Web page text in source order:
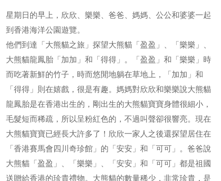
星期日的早上，欣欣、樂樂、爸爸、媽媽、公公和婆婆一起
到香港海洋公園遊覽。
他們到達「大熊貓之旅」探望大熊貓「盈盈」、「樂樂」、
大熊貓龍鳳胎「加加」和「得得」。「盈盈」和「樂樂」時
而吃著新鮮的竹子，時而悠閒地躺在草地上，「加加」和
「得得」則在嬉戲，很是有趣。媽媽對欣欣和樂樂說大熊貓
龍鳳胎是在香港出生的，剛出生的大熊貓寶寶身體很細小，
毛髮短而稀疏，所以呈粉紅色的，不過叫聲卻很響亮。現在
大熊貓寶寶已經長大許多了！欣欣一家人之後還探望居住在
「香港賽馬會四川奇珍館」的「安安」和「可可」。爸爸說
大熊貓「盈盈」、「樂樂」、「安安」和「可可」都是祖國
送贈給香港的珍貴禮物。大熊貓的數量稀少，非常珍貴，是